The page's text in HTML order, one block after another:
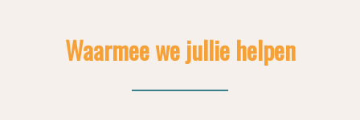
Waarmee we jullie helpen